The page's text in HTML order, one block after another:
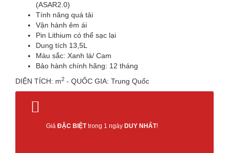
(ASAR2.0)
Tính năng quá tải
Vận hành êm ái
Pin Lithium có thể sạc lại
Dung tích 13,5L
Màu sắc: Xanh lá/ Cam
Bảo hành chính hãng: 12 tháng
DIỆN TÍCH: m2 - QUỐC GIA: Trung Quốc
Giá ĐẶC BIỆTtrong 1 ngày DUY NHẤT!